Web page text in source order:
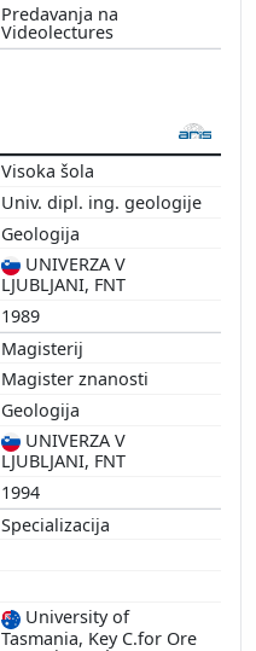
Predavanja na
Videolectures
Visoka šola
Univ. dipl. ing. geologije
Geologija
UNIVERZA V
LJUBLJANI, FNT
1989
Magisterij
Magister znanosti
Geologija
UNIVERZA V
LJUBLJANI, FNT
1994
Specializacija
University of
Tasmania, Key C.for Ore